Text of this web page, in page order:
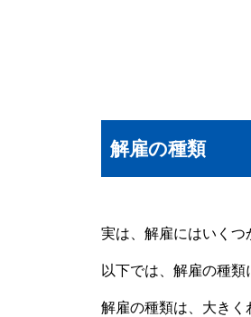
解雇の種類
実は、解雇にはいくつ
以下では、解雇の種類
解雇の種類は、大きく